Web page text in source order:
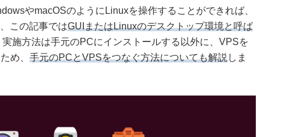
やmacOSのようにLinuxを操作することができれば、
この記事ではGUIまたはLinuxのデスクトップ環境と呼ば
実施方法は手元のPCにインストールする以外に、VPSを
め、 手元のPCとVPSをつなぐ方法についても解説しま